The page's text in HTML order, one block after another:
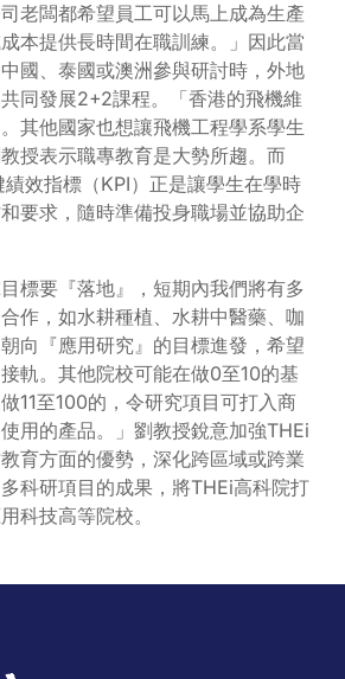
老闆都希望員工可以馬上成為生產
本提供長時間在職訓練。」因此當
國、泰國或澳洲參與研討時，外地
同發展2+2課程。「香港的飛機維
其他國家也想讓飛機工程學系學生
授表示職專教育是大勢所趨。而
效指標（KPI）正是讓學生在學時
要求，隨時準備投身職場並協助企
目標要『落地』，短期內我們將有多
作，如水耕種植、水耕中醫藥、咖
向『應用研究』的目標進發，希望
軌。其他院校可能在做0至10的基
11至100的，令研究項目可打入商
用的產品。」劉教授銳意加強THEi
育方面的優勢，深化跨區域或跨業
科研項目的成果，將THEi高科院打
科技高等院校。